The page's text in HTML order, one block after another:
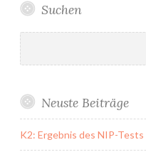
Suchen
Neuste Beiträge
K2: Ergebnis des NIP-Tests